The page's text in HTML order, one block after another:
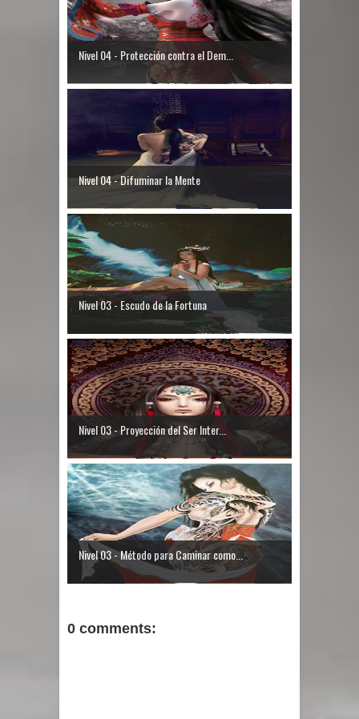
Nivel 04 - Protección contra el Dem...
Nivel 04 - Difuminar la Mente
Nivel 03 - Escudo de la Fortuna
Nivel 03 - Proyección del Ser Inter...
Nivel 03 - Método para Caminar como...
0 comments: